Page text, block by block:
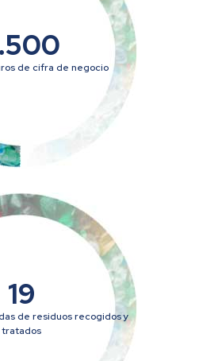
de cifra de negocio
19
de residuos recogidos y
tratados